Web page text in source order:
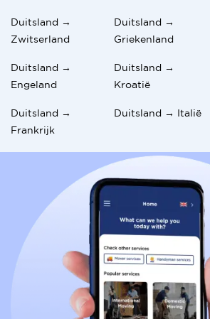
Duitsland →
Zwitserland
Duitsland →
Griekenland
Duitsland →
Engeland
Duitsland →
Kroatië
Duitsland →
Frankrijk
Duitsland → Italië